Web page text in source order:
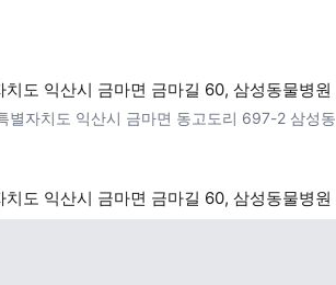
치도 익산시 금마면 금마길 60, 삼성동물병원
별자치도 익산시 금마면 동고도리 697-2 삼성
치도 익산시 금마면 금마길 60, 삼성동물병원